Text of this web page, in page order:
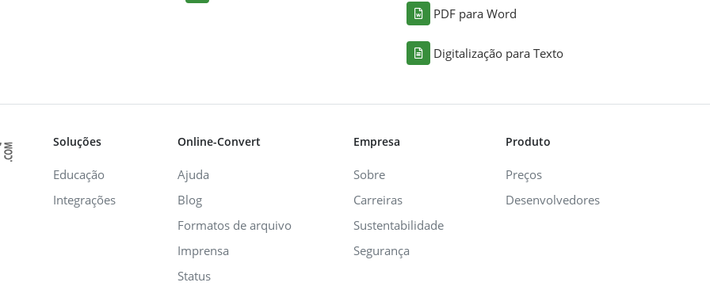
PDF para Word
Digitalização para Texto
Soluções
Educação
Integrações
Online-Convert
Ajuda
Blog
Formatos de arquivo
Imprensa
Status
Empresa
Sobre
Carreiras
Sustentabilidade
Segurança
Produto
Preços
Desenvolvedores